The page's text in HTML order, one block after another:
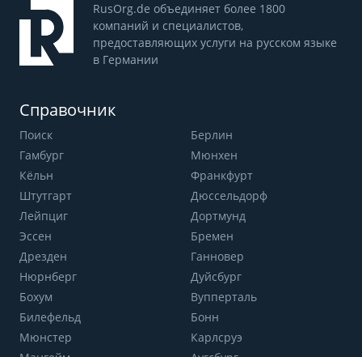
RusOrg.de объединяет более 1800
компаний и специалистов,
предоставляющих услуги на русском языке
в Германии
Справочник
Поиск
Берлин
Гамбург
Мюнхен
Кёльн
Франкфурт
Штутгарт
Дюссельдорф
Лейпциг
Дортмунд
Эссен
Бремен
Дрезден
Ганновер
Нюрнберг
Дуйсбург
Бохум
Вупперталь
Билефельд
Бонн
Мюнстер
Карлсруэ